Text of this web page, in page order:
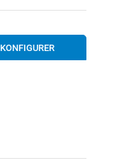
KONFIGURER